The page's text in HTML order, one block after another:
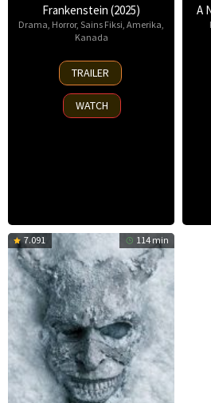
Frankenstein (2025)
Drama, Horror, Sains Fiksi, Amerika,
Kanada
17
Oct
2025
TRAILER
WATCH
A
7.091 114 min